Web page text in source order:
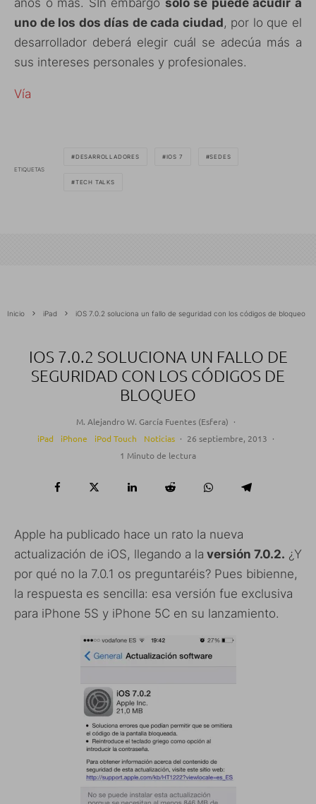
años o más. SIn embargo sólo se puede acudir a
uno de los dos días de cada ciudad, por lo que el
desarrollador deberá elegir cuál se adecúa más a
sus intereses personales y profesionales.
Vía
ETIQUETAS
DESARROLLADORES IOS 7 SEDES
TECH TALKS
Inicio iPad iOS 7.0.2 soluciona un fallo de seguridad con los códigos de bloqueo
IOS 7.0.2 SOLUCIONA UN FALLO DE
SEGURIDAD CON LOS CÓDIGOS DE
BLOQUEO
M. Alejandro W. García Fuentes (Esfera) ·
iPad
iPhone iPod Touch Noticias · 26 septiembre, 2013 ·
1 Minuto de lectura
Apple ha publicado hace un rato la nueva
actualización de iOS, llegando a la versión 7.0.2. ¿Y
por qué no la 7.0.1 os preguntaréis? Pues bibienne,
la respuesta es sencilla: esa versión fue exclusiva
para iPhone 5S y iPhone 5C en su lanzamiento.